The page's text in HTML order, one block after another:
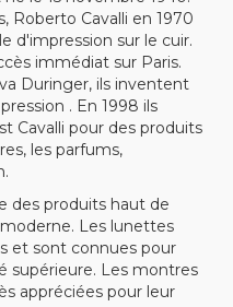
Roberto Cavalli en 1970
d'impression sur le cuir.
immédiat sur Paris.
Duringer, ils inventent
. En 1998 ils
Cavalli pour des produits
les parfums,
des produits haut de
Les lunettes
et sont connues pour
supérieure. Les montres
appréciées pour leur